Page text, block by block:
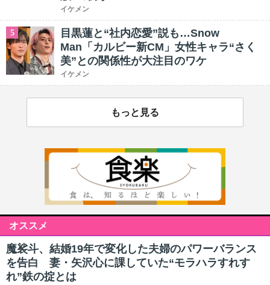
イケメン
5
目黒蓮と“社内恋愛”説も…Snow
Man「カルビー新CM」女性キャラ“さく
美”との関係性が大注目のワケ
イケメン
もっと見る
オススメ
魔裟斗、結婚19年で変化した夫婦のパワーバランス
を告白 妻・矢沢心に課していた“モラハラすれす
れ”鉄の掟とは